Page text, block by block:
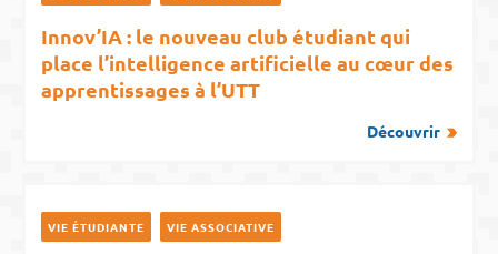
Innov’IA : le nouveau club étudiant qui
place l’intelligence artificielle au cœur des
apprentissages à l’UTT
Découvrir
VIE ÉTUDIANTE VIE ASSOCIATIVE